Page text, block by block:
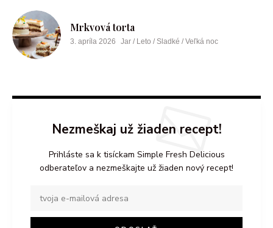
Mrkvová torta
3. apríla 2026 Jar / Leto / Sladké / Veľká noc
Nezmeškaj už žiaden recept!
Prihláste sa k tisíckam Simple Fresh Delicious
odberateľov a nezmeškajte už žiaden nový recept!